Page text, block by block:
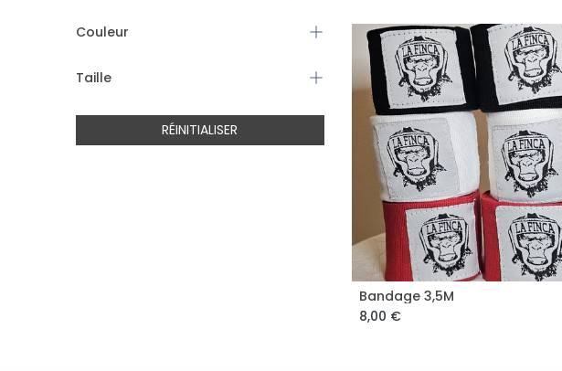
Couleur
Taille
RÉINITIALISER
ajouter au panier
Bandage 3,5M
8,00 €